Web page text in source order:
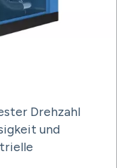
Drehzahl
und